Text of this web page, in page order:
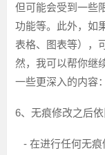
但可能会受到一些
功能等。此外，如
表格、图表等），
然，我可以帮你继
一些更深入的内容：
6、无痕修改之后
- 在进行任何无痕